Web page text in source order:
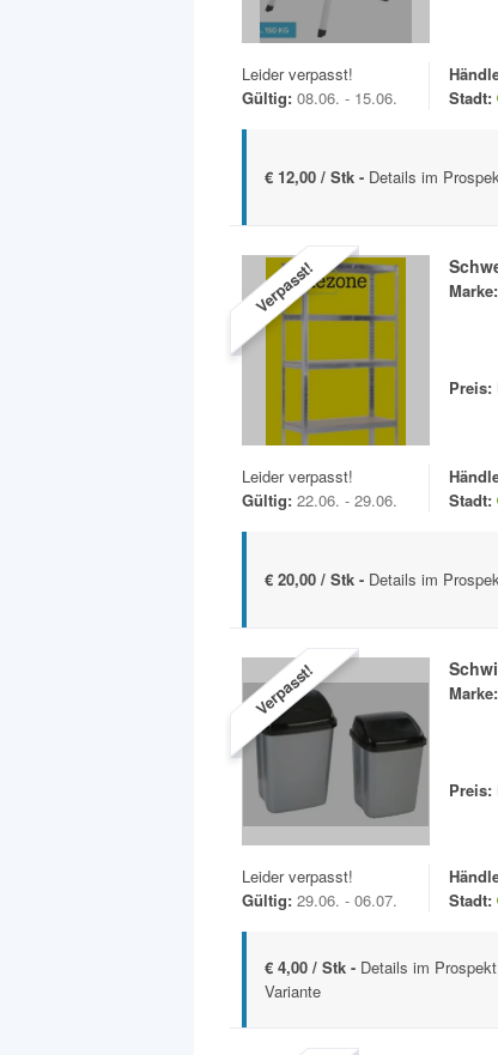
Leider verpasst!
Gültig: 08.06. - 15.06.
Stadt:
€ 12,00 / Stk - Details im
Verpasst! Marke:
Preis:
Leider verpasst!
Gültig: 22.06. - 29.06.
Stadt:
€ 20,00 / Stk - Details im
Verpasst! Marke:
Preis:
Leider verpasst!
Gültig: 29.06. - 06.07.
Stadt:
€ 4,00 / Stk - Details im
Variante